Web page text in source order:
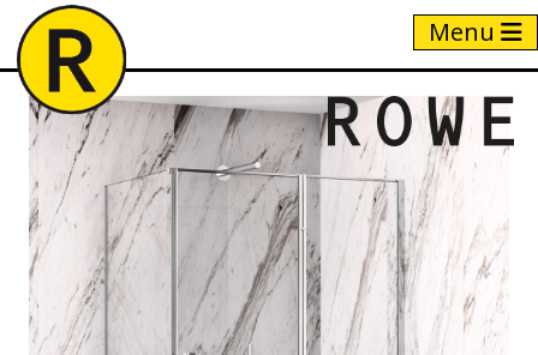
Menu
Home /